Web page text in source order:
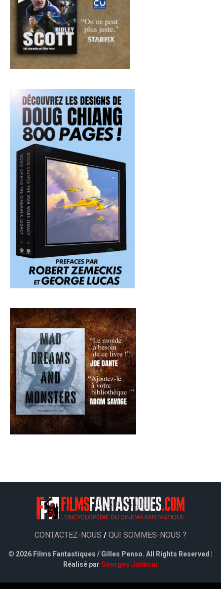
CONTACTEZ-NOUS / QUI SOMMES-NOUS ?
© 2026 Films Fantastiques / Gilles Penso. All Rights Reserved |
Réalisé par Georges Jabbour